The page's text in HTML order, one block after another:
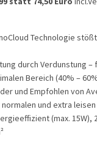
Technologie
durch Verdunstung –
Bereich (40% –
und Empfohlen von
und extra
(max. 15W),